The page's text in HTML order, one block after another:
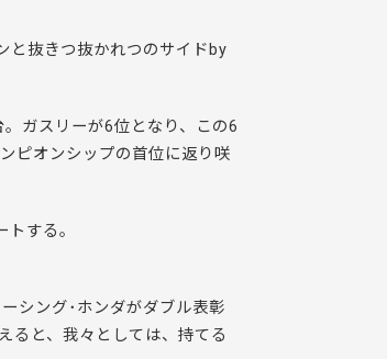
と抜きつ抜かれつのサイドby
ガスリーが6位となり、この6
ピオンシップの首位に返り咲
する。
シング･ホンダがダブル表彰
ると、我々としては、持てる